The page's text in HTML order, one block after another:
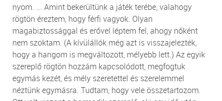
nyom. ... Amint bekerültünk a játék terébe, valahogy
rögtön éreztem, hogy férfi vagyok. Olyan
magabiztossággal és erővel léptem fel, ahogy nőként
nem szoktam. (A kívülállók még azt is visszajelezték,
hogy a hangom is megváltozott, mélyebb lett.) Az egyik
szereplő rögtön hozzám kapcsolódott, megfogtuk
egymás kezét, és mély szeretettel és szerelemmel
néztünk egymásra. Tudtam, hogy vele összetartozom.